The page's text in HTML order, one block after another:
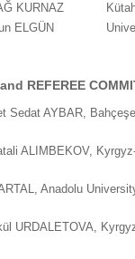
KURNAZ
ELGÜN
REFEREE
Sedat AYBAR,
ALIMBEKOV,
Anadolu
URDALETOVA,